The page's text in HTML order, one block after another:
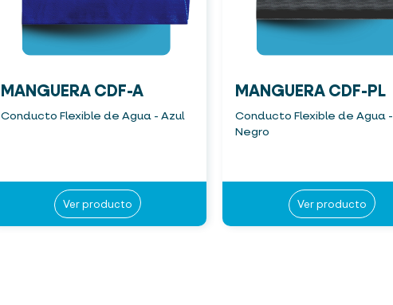
MANGUERA CDF-A
Conducto Flexible de Agua - Azul
Ver producto
MANGUERA CDF-PL
Conducto Flexible de Agua -
Negro
Ver producto